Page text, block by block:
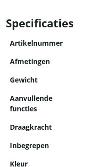
Specificaties
Artikelnummer
Afmetingen
Gewicht
Aanvullende
functies
Draagkracht
Inbegrepen
Kleur